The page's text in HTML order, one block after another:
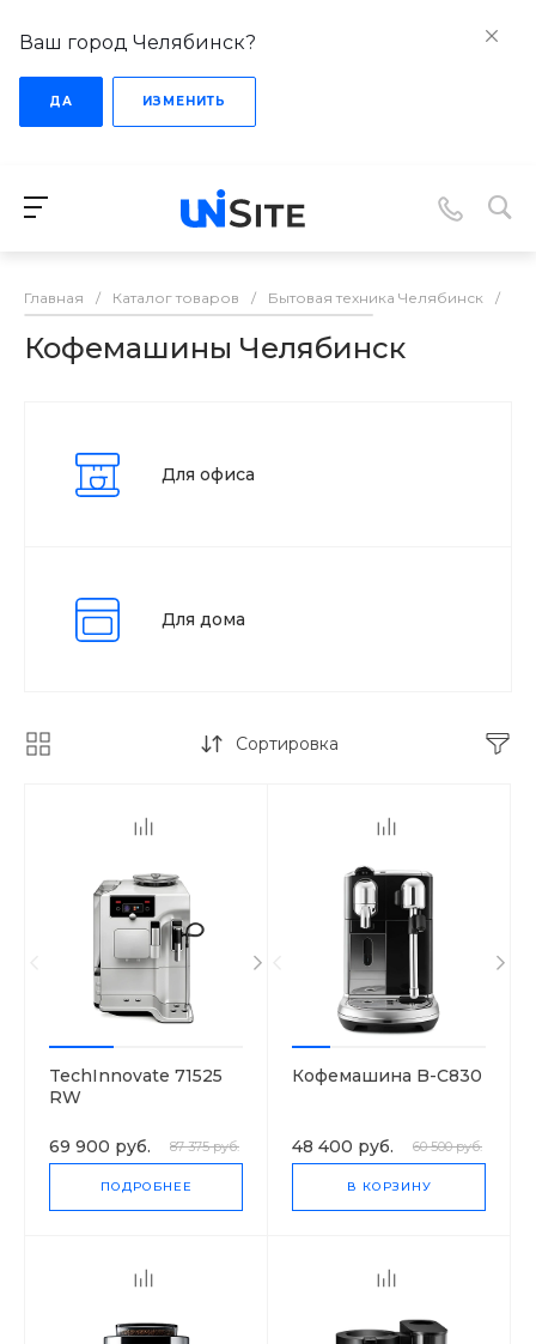
Ваш город Челябинск?
ДА ИЗМЕНИТЬ
Главная / Каталог товаров / Бытовая техника Челябинск /
Кофемашины Челябинск
Для офиса
Для дома
Сортировка
TechInnovate 71525
RW
69 900 руб. 87 375 руб.
ПОДРОБНЕЕ
Кофемашина B-C830
48 400 руб. 60 500 руб.
В КОРЗИНУ